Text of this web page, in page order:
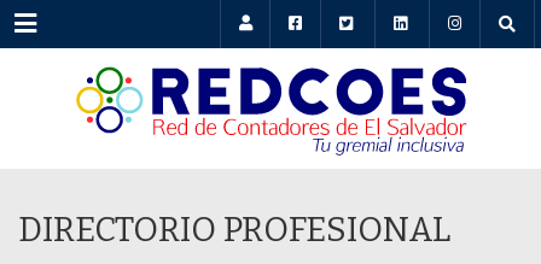
Menu
DIRECTORIO PROFESIONAL